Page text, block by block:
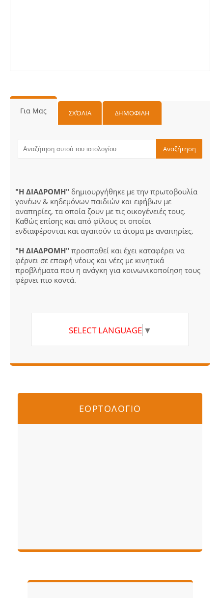
Για Μας ΣΧΌΛΙΑ ΔΗΜΟΦΙΛΗ
"Η ΔΙΑΔΡΟΜΗ" δημιουργήθηκε με την πρωτοβουλία
γονέων & κηδεμόνων παιδιών και εφήβων με
αναπηρίες, τα οποία ζουν με τις οικογένειές τους.
Καθώς επίσης και από φίλους οι οποίοι
ενδιαφέρονται και αγαπούν τα άτομα με αναπηρίες.
"Η ΔΙΑΔΡΟΜΗ" προσπαθεί και έχει καταφέρει να
φέρνει σε επαφή νέους και νέες με κινητικά
προβλήματα που η ανάγκη για κοινωνικοποίηση τους
φέρνει πιο κοντά.
SELECT LANGUAGE ▼
ΕΟΡΤΟΛΟΓΙΟ